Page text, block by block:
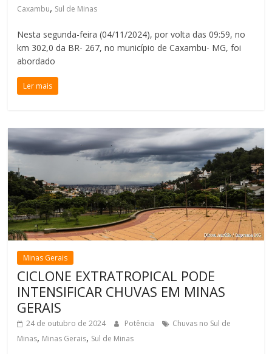
Caxambu, Sul de Minas
Nesta segunda-feira (04/11/2024), por volta das 09:59, no
km 302,0 da BR- 267, no município de Caxambu- MG, foi
abordado
Ler mais
Minas Gerais
CICLONE EXTRATROPICAL PODE
INTENSIFICAR CHUVAS EM MINAS
GERAIS
24 de outubro de 2024 Potência
Chuvas no Sul de
Minas, Minas Gerais, Sul de Minas